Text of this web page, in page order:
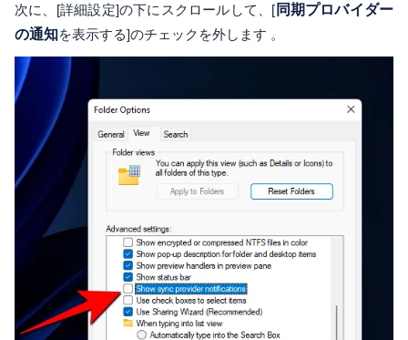
次に、[詳細設定]の下にスクロールして、[ 同期プロバイダー
の通知を表示する]のチェックを外します 。